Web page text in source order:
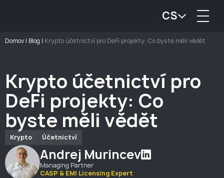
CS
Domov | Blog | Krypto účetnictví pro DeFi projekty: Co byste měli vědět
Krypto účetnictví pro
DeFi projekty: Co
byste měli vědět
Krypto Účetnictví
Andrej Murincev
Managing Partner
CASP & EMI Licensing Expert